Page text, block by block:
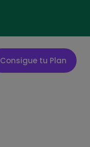
Consigue tu Plan